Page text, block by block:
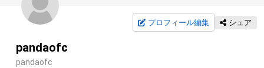
プロフィール編集 シェア
pandaofc
pandaofc